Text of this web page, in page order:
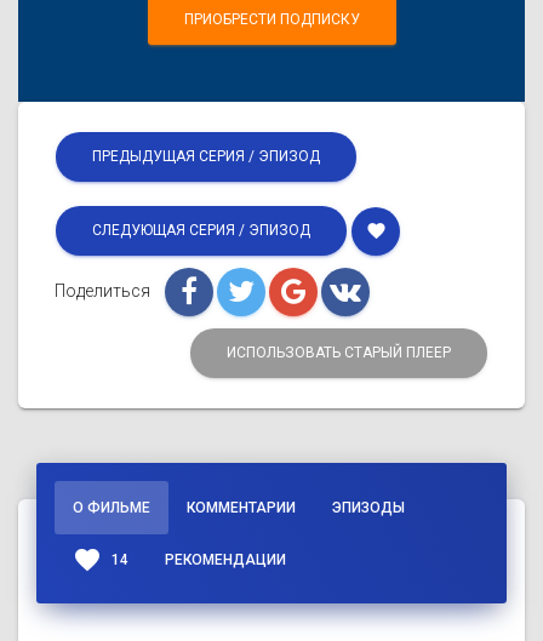
ПРИОБРЕСТИ ПОДПИСКУ
ПРЕДЫДУЩАЯ СЕРИЯ / ЭПИЗОД
СЛЕДУЮЩАЯ СЕРИЯ / ЭПИЗОД favorite
Поделиться
ИСПОЛЬЗОВАТЬ СТАРЫЙ ПЛЕЕР
О ФИЛЬМЕ КОММЕНТАРИИ ЭПИЗОДЫ
favorite 14 РЕКОМЕНДАЦИИ